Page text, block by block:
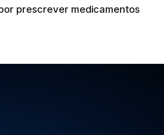
prescrever medicamentos